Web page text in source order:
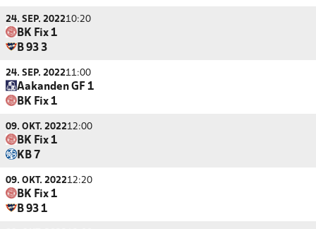
24. SEP. 202210:20
BK Fix 1
B 93 3
24. SEP. 202211:00
Aakanden GF 1
BK Fix 1
09. OKT. 202212:00
BK Fix 1
KB 7
09. OKT. 202212:20
BK Fix 1
B 93 1